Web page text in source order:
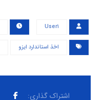
User۱
اخذ استاندارد ایزو